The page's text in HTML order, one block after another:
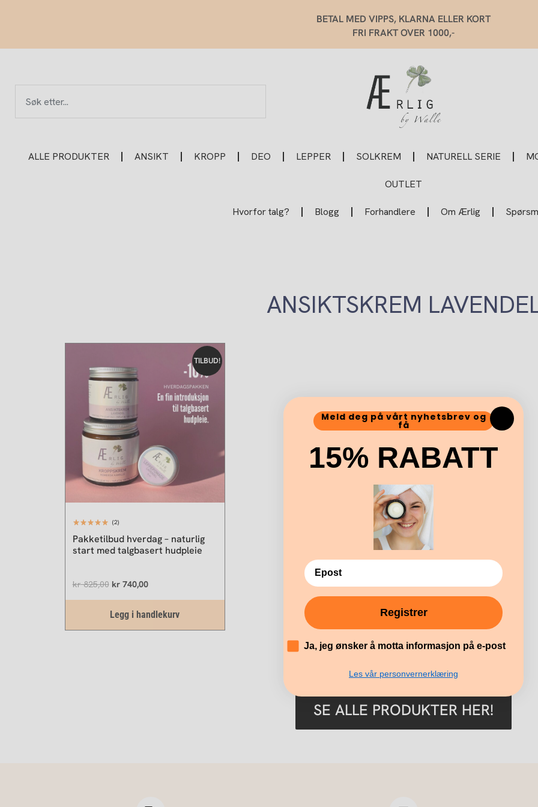
innholdet
BETAL MED VIPPS, KLARNA ELLER KORT
FRI FRAKT OVER 1000,-
ALLE PRODUKTER ANSIKT KROPP DEO LEPPER SOLKREM NATURELL SERIE
OUTLET
Hvorfor talg? Blogg Forhandlere Om Ærlig
ANSIKTSKREM
TILBUD!
(2)
Pakketilbud hverdag – naturlig
start med talgbasert hudpleie
kr825,00
var:
kr 825,00.
kr740,00
Legg i handlekurv
SE ALLE PRODUKTER HER!
Meld deg på vårt nyhetsbrev og
få
15% RABATT
Registrer
´ Ja, jeg ønsker å motta informasjon på e-post
Les vår personvernerklæring